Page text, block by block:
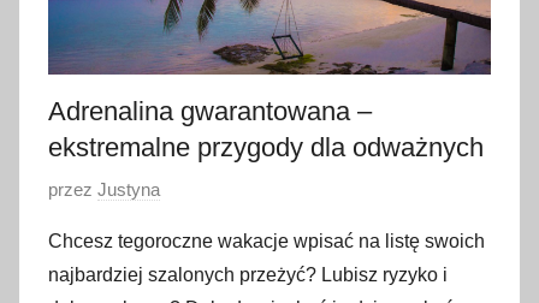
2
Adrenalina gwarantowana –
ekstremalne przygody dla odważnych
O
u
b
przez Justyna
Chcesz tegoroczne wakacje wpisać na listę swoich
najbardziej szalonych przeżyć? Lubisz ryzyko i